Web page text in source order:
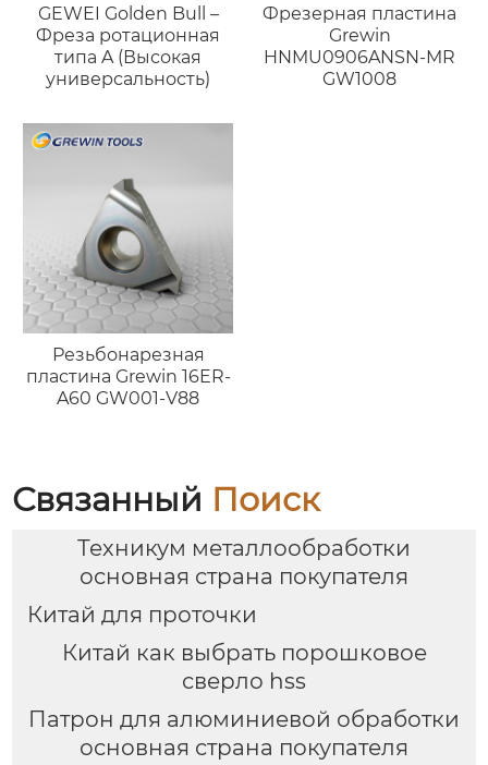
GEWEI Golden Bull –
Фреза ротационная
типа A (Высокая
универсальность)
Фрезерная пластина
Grewin
HNMU0906ANSN-MR
GW1008
Резьбонарезная
пластина Grewin 16ER-
A60 GW001-V88
Связанный Поиск
Техникум металлообработки
основная страна покупателя
Китай для проточки
Китай как выбрать порошковое
сверло hss
Патрон для алюминиевой обработки
основная страна покупателя